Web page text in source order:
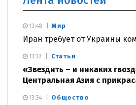
Мир
Иран требует от Украины
13:48
Статьи
«Звездить – и никаких
Центральная Азия с
13:37
Общество
13:34